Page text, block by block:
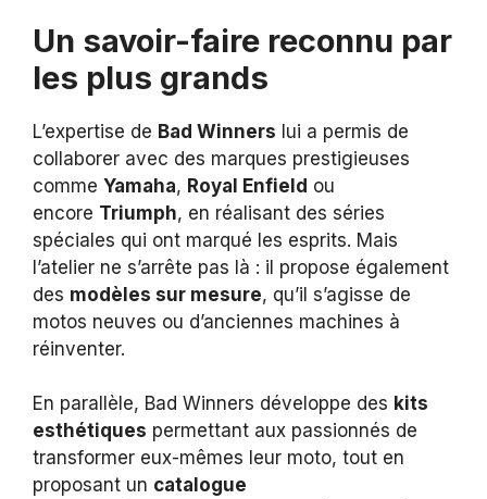
Un savoir-faire reconnu par
les plus grands
L’expertise de Bad Winners lui a permis de
collaborer avec des marques prestigieuses
comme Yamaha, Royal Enfield ou
encore Triumph, en réalisant des séries
spéciales qui ont marqué les esprits. Mais
l’atelier ne s’arrête pas là : il propose également
des modèles sur mesure, qu’il s’agisse de
motos neuves ou d’anciennes machines à
réinventer.
En parallèle, Bad Winners développe des kits
esthétiques permettant aux passionnés de
transformer eux-mêmes leur moto, tout en
proposant un catalogue